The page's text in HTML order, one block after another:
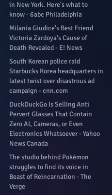
in New York. Here's what to
know - 6abc Philadelphia
Milania Giudice's Best Friend
Victoria Zardoya's Cause of
Death Revealed - E! News
South Korean police raid
Starbucks Korea headquarters in
latest twist over disastrous ad
campaign - cnn.com
DuckDuckGo Is Selling Anti
Pervert Glasses That Contain
Zero AI, Cameras, or Even
Electronics Whatsoever - Yahoo
News Canada
The studio behind Pokémon
struggles to find its voice in
Beast of Reincarnation - The
Verge